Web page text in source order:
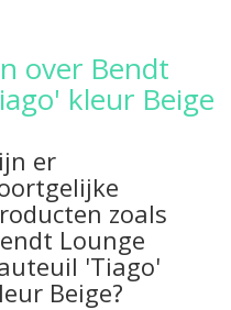
over Bendt
kleur Beige
er
zoals
Lounge
'Tiago'
Beige?